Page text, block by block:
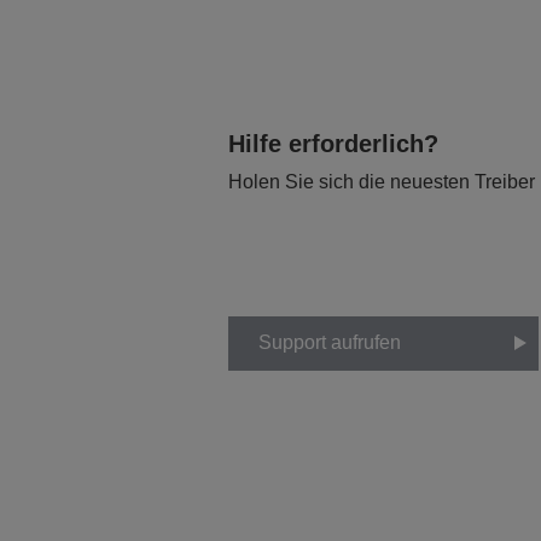
Hilfe erforderlich?
Holen Sie sich die neuesten Treiber
Support aufrufen